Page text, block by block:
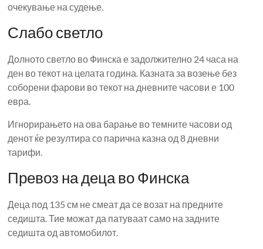
очекување на судење.
Слабо светло
Долното светло во Финска е задолжително 24 часа на
ден во текот на целата година. Казната за возење без
соборени фарови во текот на дневните часови е 100
евра.
Игнорирањето на ова барање во темните часови од
денот ќе резултира со парична казна од 8 дневни
тарифи.
Превоз на деца во Финска
Деца под 135 см не смеат да се возат на предните
седишта. Тие можат да патуваат само на задните
седишта од автомобилот.